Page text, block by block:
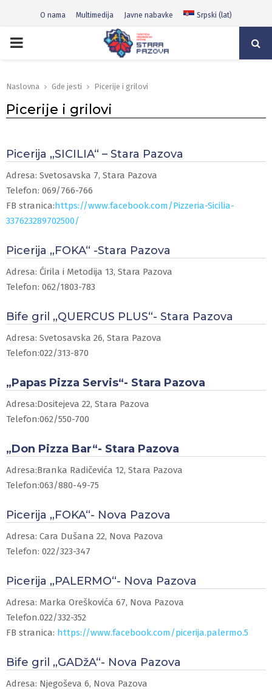
O nama Multimedija Javne nabavke Srpski (lat)
PRIMARY
Naslovna Gde jesti Picerije i grilovi
Picerije i grilovi
Picerija „SICILIA“ – Stara Pazova
Adresa: Svetosavska 7, Stara Pazova
Telefon: 069/766-766
FB stranica:https://www.facebook.com/Pizzeria-Sicilia-
337623289702500/
Picerija „FOKA“ -Stara Pazova
Adresa: Ćirila i Metodija 13, Stara Pazova
Telefon: 062/1803-783
Bife gril „QUERCUS PLUS“- Stara Pazova
Adresa: Svetosavska 26, Stara Pazova
Telefon:022/313-870
„Papas Pizza Servis“- Stara Pazova
Adresa:Dositejeva 22, Stara Pazova
Telefon:062/550-700
„Don Pizza Bar“- Stara Pazova
Adresa:Branka Radičevića 12, Stara Pazova
Telefon:063/880-49-75
Picerija „FOKA“- Nova Pazova
Adresa: Cara Dušana 22, Nova Pazova
Telefon: 022/323-347
Picerija „PALERMO“- Nova Pazova
Adresa: Marka Oreškovića 67, Nova Pazova
Telefon.022/332-352
FB stranica: https://www.facebook.com/picerija.palermo.5
Bife gril „GADžA“- Nova Pazova
Adresa: Njegoševa 6, Nova Pazova